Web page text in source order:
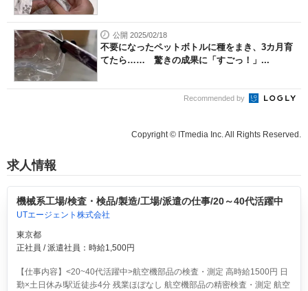
公開 2025/02/18
不要になったペットボトルに種をまき、3カ月育
てたら…… 驚きの成果に「すごっ！」...
Recommended by
Copyright © ITmedia Inc. All Rights Reserved.
求人情報
機械系工場/検査・検品/製造/工場/派遣の仕事/20～40代活躍中
UTエージェント株式会社
東京都
正社員 / 派遣社員：時給1,500円
【仕事内容】<20~40代活躍中>航空機部品の検査・測定 高時給1500円 日
勤×土日休み!駅近徒歩4分 残業ほぼなし 航空機部品の精密検査・測定 航空